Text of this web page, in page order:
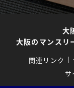
大
大阪のマンスリ
関連リンク
サ